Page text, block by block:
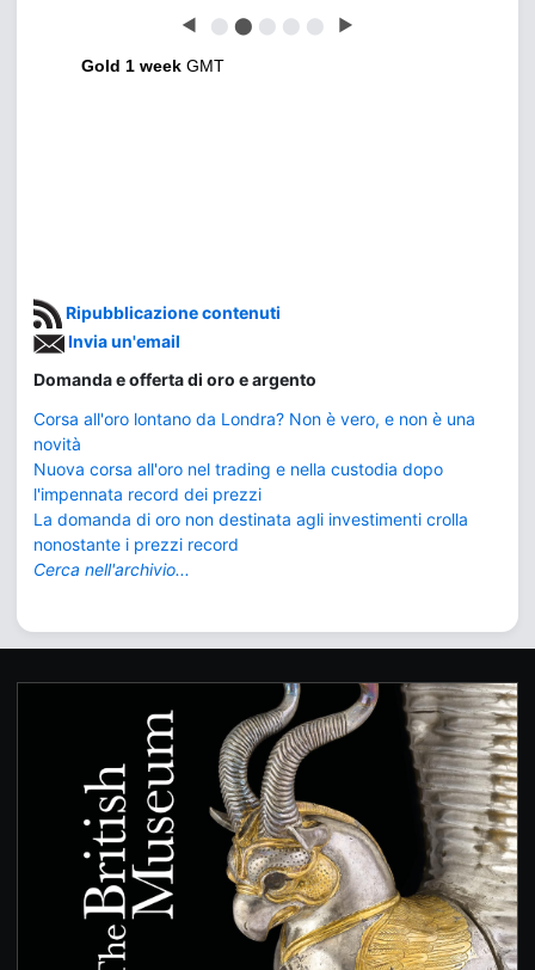
◀ ⬤ ⬤ ⬤ ⬤ ⬤ ▶
Gold 1 week GMT
Ripubblicazione contenuti
Invia un'email
Domanda e offerta di oro e argento
Corsa all'oro lontano da Londra? Non è vero, e non è una
novità
Nuova corsa all'oro nel trading e nella custodia dopo
l'impennata record dei prezzi
La domanda di oro non destinata agli investimenti crolla
nonostante i prezzi record
Cerca nell'archivio...